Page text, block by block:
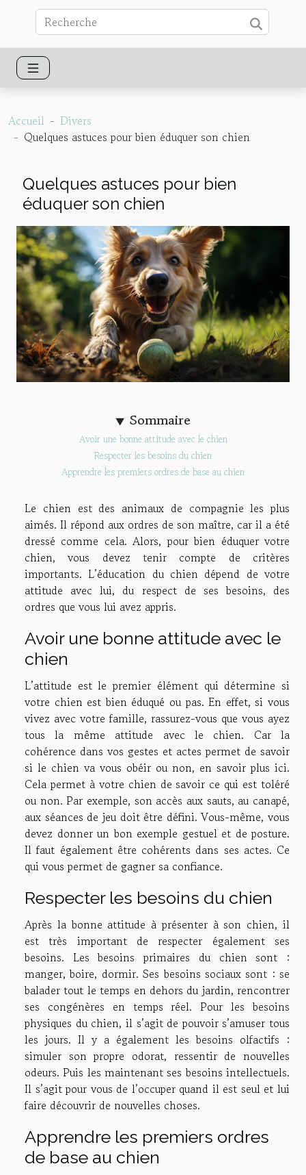
Accueil
Divers
Quelques astuces pour bien éduquer son chien
Quelques astuces pour bien
éduquer son chien
Sommaire
Avoir une bonne attitude avec le chien
Respecter les besoins du chien
Apprendre les premiers ordres de base au chien
Le chien est des animaux de compagnie les plus
aimés. Il répond aux ordres de son maître, car il a été
dressé comme cela. Alors, pour bien éduquer votre
chien, vous devez tenir compte de critères
importants. L’éducation du chien dépend de votre
attitude avec lui, du respect de ses besoins, des
ordres que vous lui avez appris.
Avoir une bonne attitude avec le
chien
L’attitude est le premier élément qui détermine si
votre chien est bien éduqué ou pas. En effet, si vous
vivez avec votre famille, rassurez-vous que vous ayez
tous la même attitude avec le chien. Car la
cohérence dans vos gestes et actes permet de savoir
si le chien va vous obéir ou non, en savoir plus ici.
Cela permet à votre chien de savoir ce qui est toléré
ou non. Par exemple, son accès aux sauts, au canapé,
aux séances de jeu doit être défini. Vous-même, vous
devez donner un bon exemple gestuel et de posture.
Il faut également être cohérents dans ses actes. Ce
qui vous permet de gagner sa confiance.
Respecter les besoins du chien
Après la bonne attitude à présenter à son chien, il
est très important de respecter également ses
besoins. Les besoins primaires du chien sont :
manger, boire, dormir. Ses besoins sociaux sont : se
balader tout le temps en dehors du jardin, rencontrer
ses congénères en temps réel. Pour les besoins
physiques du chien, il s’agit de pouvoir s’amuser tous
les jours. Il y a également les besoins olfactifs :
simuler son propre odorat, ressentir de nouvelles
odeurs. Puis les maintenant ses besoins intellectuels.
Il s’agit pour vous de l’occuper quand il est seul et lui
faire découvrir de nouvelles choses.
Apprendre les premiers ordres
de base au chien